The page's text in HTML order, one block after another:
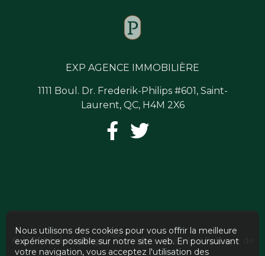
Nous utilisons des cookies pour vous offrir la meilleure
expérience possible sur notre site web. En poursuivant
votre navigation, vous acceptez l'utilisation des
EXP AGENCE IMMOBILIÈRE
1111 Boul. Dr. Frederik-Philips #601, Saint-
Laurent, QC, H4M 2X6
© 2026Jérémie Pagé| Tous droits réservés. |Politique de
Haut